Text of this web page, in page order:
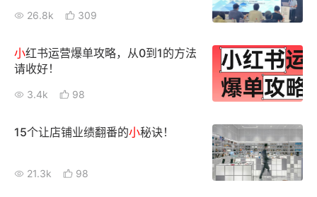
品牌消费观
新零售资讯
培训课程
私域课程
26.8k 309
小红书运营爆单攻略，从0到1的方法
请收好！
3.4k 98
15个让店铺业绩翻番的小秘诀！
21.3k 98